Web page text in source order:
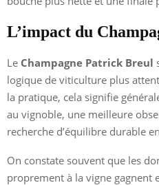
L’impact du
Le Champagne Patrick Breul
logique de viticulture plus
la pratique, cela signifie
au vignoble, une meilleure
recherche d’équilibre durable
On constate souvent que les
proprement à la vigne gagnent